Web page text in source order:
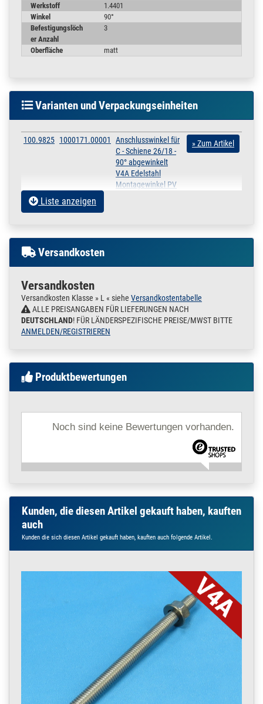
• Eckverbindungen
• Konsolen-Konstruktionen
• Anschweißlaschem
• Zaunlaschen
• freie Konstruktionen
Werkstoff
1.4401
Winkel
90°
Befestigungslöch
er Anzahl
3
Oberfläche matt
Varianten und Verpackungseinheiten
100.9825 1000171.00001
Anschlusswinkel für
C - Schiene 26/18 -
90° abgewinkelt
V4A Edelstahl
Montagewinkel PV
» Zum Artikel
100.9840 1000171.00002
100.9855 1000171.00003
Langloch für C -
Schiene 36x36 - 90°
Loch Winkel
Liste anzeigen
Versandkosten
Versandkosten
Versandkosten Klasse » L « siehe Versandkostentabelle
ALLE PREISANGABEN FÜR LIEFERUNGEN NACH
DEUTSCHLAND! FÜR LÄNDERSPEZIFISCHE PREISE/MWST BITTE
ANMELDEN/REGISTRIEREN
Produktbewertungen
Noch sind keine Bewertungen vorhanden.
Kunden, die diesen Artikel gekauft haben, kauften
auch
Kunden die sich diesen Artikel gekauft haben, kauften auch folgende Artikel.